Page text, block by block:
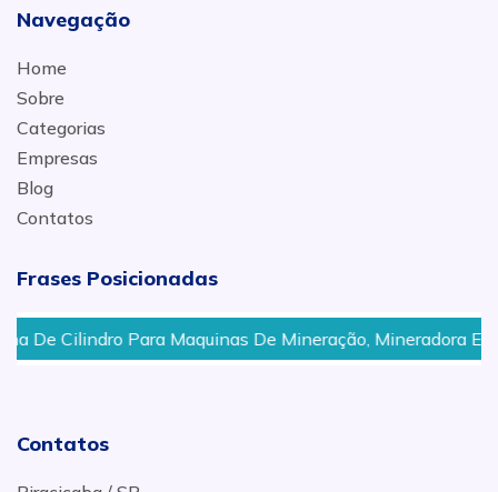
Navegação
Home
Sobre
Categorias
Empresas
Blog
Contatos
Frases Posicionadas
Maquinas De Mineração, Mineradora Em Campinas - SP
Contatos